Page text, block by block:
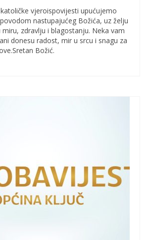
vjeroispovijesti upućujemo
nastupajućeg Božića, uz želju
miru, zdravlju i blagostanju. Neka vam
donesu radost, mir u srcu i snagu za
Božić.